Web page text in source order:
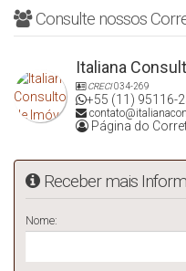
Consulte nossos
Italiana
CRECI034-269
+55 (11) 95116-
Página do
Receber mais
Nome: